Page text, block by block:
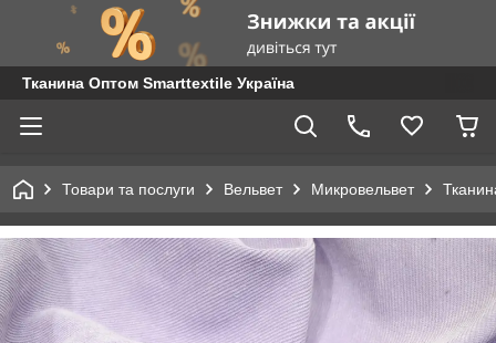
Тканина Оптом Smarttextile Україна
Товари та послуги Вельвет Микровельвет